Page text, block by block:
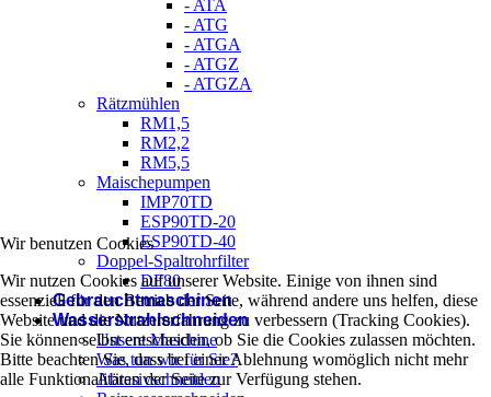
- ATA
- ATG
- ATGA
- ATGZ
- ATGZA
Rätzmühlen
RM1,5
RM2,2
RM5,5
Maischepumpen
IMP70TD
ESP90TD-20
ESP90TD-40
Doppel-Spaltrohrfilter
DF80
Gebrauchtmaschinen
Wasserstrahlschneiden
Unsere Maschine
Was tun wir für Sie?
Abrasivschneiden
Wir benutzen Cookies
Wir nutzen Cookies auf unserer Website. Einige von ihnen sind
essenziell für den Betrieb der Seite, während andere uns helfen, diese
Website und die Nutzererfahrung zu verbessern (Tracking Cookies).
Sie können selbst entscheiden, ob Sie die Cookies zulassen möchten.
Bitte beachten Sie, dass bei einer Ablehnung womöglich nicht mehr
alle Funktionalitäten der Seite zur Verfügung stehen.